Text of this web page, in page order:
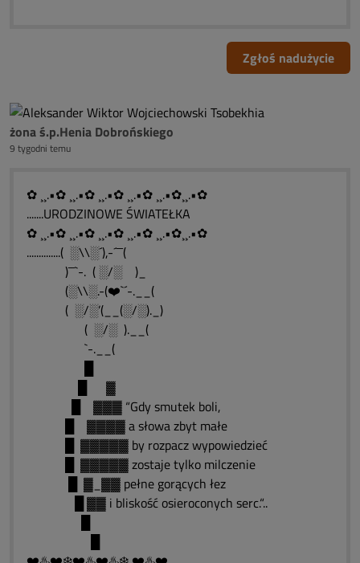
Zgłoś nadużycie
żona ś.p.Henia Dobrońskiego
9 tygodni temu
✿ ¸¸.•✿ ¸¸.•✿ ¸¸.•✿ ¸¸.•✿ ¸¸.•✿¸¸.•✿
.......URODZINOWE ŚWIATEŁKA
✿ ¸¸.•✿ ¸¸.•✿ ¸¸.•✿ ¸¸.•✿ ¸¸.•✿¸¸.•✿
..............( ░\\░´),-´¯¯(
)¯¯`-. ( ░/░ )_
(░\\░.-(❤️`´-.__(
( ░/░’(__(░/░)._)
( ░/░ ).__(
`-.__(
█ ▓
█ ▓▓▓ “Gdy smutek boli,
█ ▓▓▓▓ a słowa zbyt małe
█ ▓▓▓▓▓ by rozpacz wypowiedzieć
█ ▓▓▓▓▓ zostaje tylko milczenie
█ ▓_▓▓ pełne gorących łez
█ ▓▓ i bliskość osieroconych serc.“..